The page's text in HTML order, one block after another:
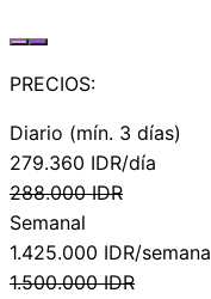
PRECIOS:
Diario (mín. 3 días)
279.360 IDR/día
288.000 IDR
Semanal
1.425.000 IDR/semana
1.500.000 IDR